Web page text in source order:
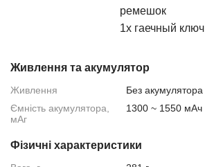
ремешок
1x гаечный ключ
Живлення та акумулятор
Живлення
Без акумулятора
Ємність акумулятора,
мАг
1300 ~ 1550 мАч
Фізичні характеристики